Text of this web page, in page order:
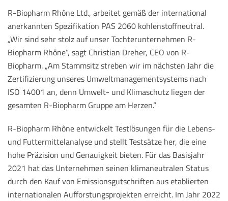
R-Biopharm Rhône Ltd., arbeitet gemäß der international
anerkannten Spezifikation PAS 2060 kohlenstoffneutral.
„Wir sind sehr stolz auf unser Tochterunternehmen R-
Biopharm Rhône“, sagt Christian Dreher, CEO von R-
Biopharm. „Am Stammsitz streben wir im nächsten Jahr die
Zertifizierung unseres Umweltmanagementsystems nach
ISO 14001 an, denn Umwelt- und Klimaschutz liegen der
gesamten R-Biopharm Gruppe am Herzen.“
R-Biopharm Rhône entwickelt Testlösungen für die Lebens-
und Futtermittelanalyse und stellt Testsätze her, die eine
hohe Präzision und Genauigkeit bieten. Für das Basisjahr
2021 hat das Unternehmen seinen klimaneutralen Status
durch den Kauf von Emissionsgutschriften aus etablierten
internationalen Aufforstungsprojekten erreicht. Im Jahr 2022